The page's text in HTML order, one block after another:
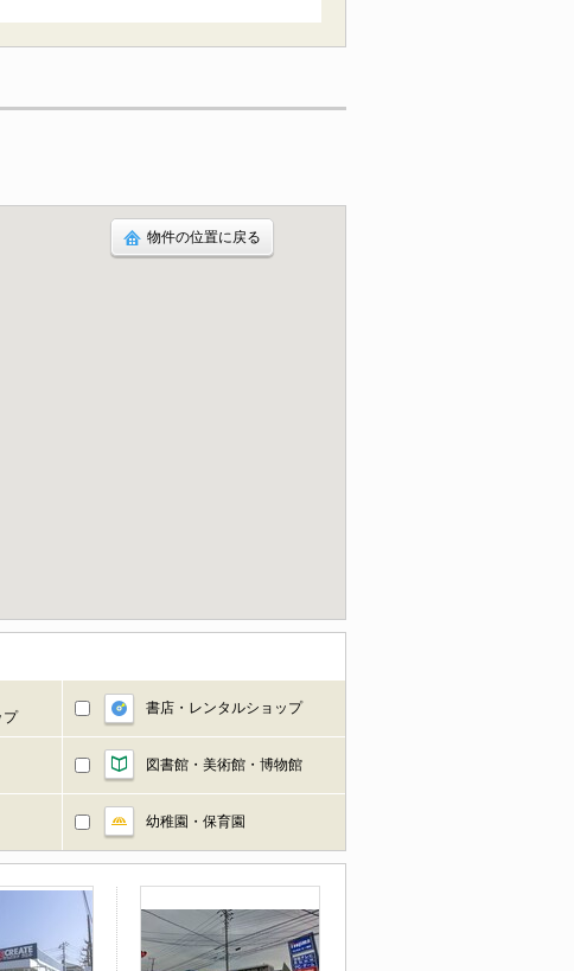
物件の位置に戻る
プ
書店・レンタルショップ
図書館・美術館・博物館
幼稚園・保育園